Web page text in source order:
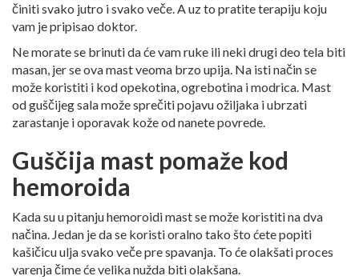
činiti svako jutro i svako veče. A uz to pratite terapiju koju
vam je pripisao doktor.
Ne morate se brinuti da će vam ruke ili neki drugi deo tela biti
masan, jer se ova mast veoma brzo upija. Na isti način se
može koristiti i kod opekotina, ogrebotina i modrica. Mast
od guščijeg sala može sprečiti pojavu ožiljaka i ubrzati
zarastanje i oporavak kože od nanete povrede.
Guščija mast pomaže kod
hemoroida
Kada su u pitanju hemoroidi mast se može koristiti na dva
načina. Jedan je da se koristi oralno tako što ćete popiti
kašičicu ulja svako veče pre spavanja. To će olakšati proces
varenja čime će velika nužda biti olakšana.